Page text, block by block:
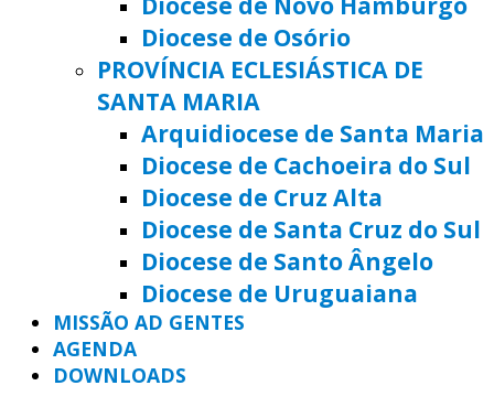
Diocese de Osório
PROVÍNCIA ECLESIÁSTICA DE
SANTA MARIA
Arquidiocese de Santa Maria
Diocese de Cachoeira do Sul
Diocese de Cruz Alta
Diocese de Santa Cruz do Sul
Diocese de Santo Ângelo
Diocese de Uruguaiana
MISSÃO AD GENTES
AGENDA
DOWNLOADS